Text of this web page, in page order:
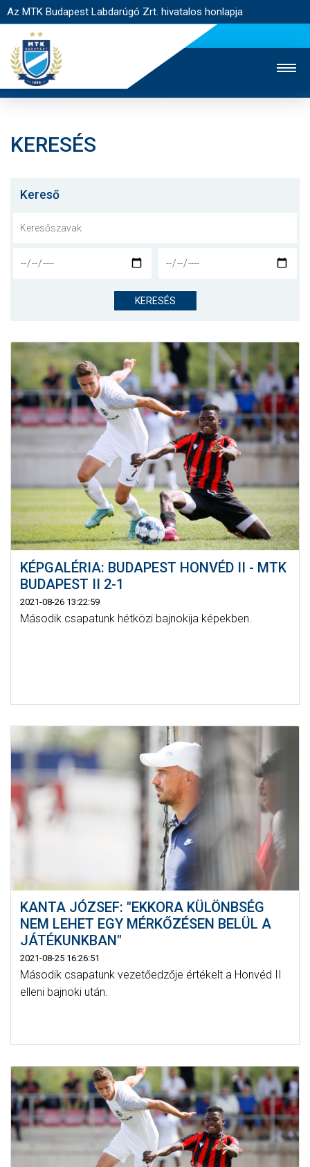
Az MTK Budapest Labdarúgó Zrt. hivatalos honlapja
JEGYÉRTÉKESÍTÉS
NYITÓLAP
CSAPATOK
KLUB
GALÉRIA
SZURKOLÓI ÉLMÉNYEK
AKKREDITÁCIÓ
KERESÉS
Kereső
KERESÉS
KÉPGALÉRIA: BUDAPEST HONVÉD II - MTK
BUDAPEST II 2-1
2021-08-26 13:22:59
Második csapatunk hétközi bajnokija képekben.
KANTA JÓZSEF: "EKKORA KÜLÖNBSÉG
NEM LEHET EGY MÉRKŐZÉSEN BELÜL A
JÁTÉKUNKBAN"
2021-08-25 16:26:51
Második csapatunk vezetőedzője értékelt a Honvéd II
elleni bajnoki után.